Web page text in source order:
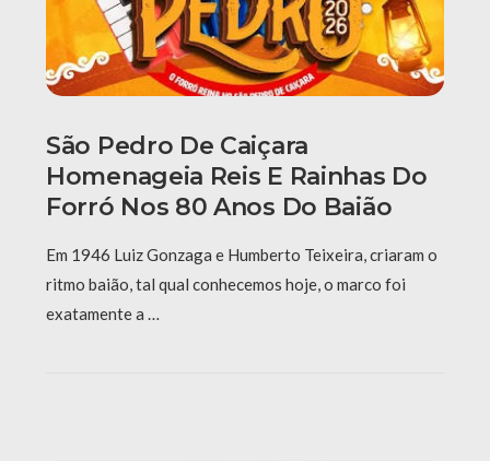
São Pedro De Caiçara
Homenageia Reis E Rainhas Do
Forró Nos 80 Anos Do Baião
Em 1946 Luiz Gonzaga e Humberto Teixeira, criaram o
ritmo baião, tal qual conhecemos hoje, o marco foi
exatamente a …